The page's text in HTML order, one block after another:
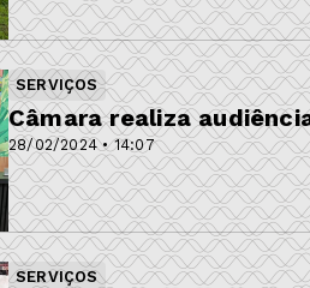
SERVIÇOS
28/02/2024 • 14:07
Câmara realiza
SERVIÇOS